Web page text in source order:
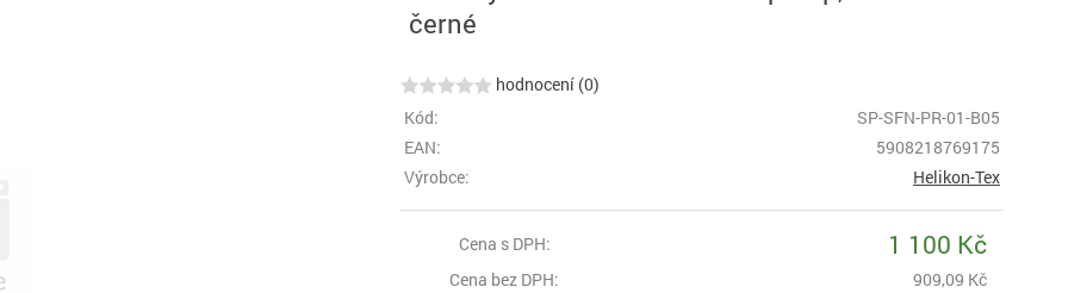
černé
hodnocení (0)
Kód:
SP-SFN-PR-01-B05
EAN:
5908218769175
Výrobce:
Helikon-Tex
Cena s DPH: 1 100 Kč
Cena bez DPH: 909,09 Kč